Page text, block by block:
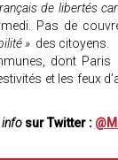
de libertés
Pas de
» des citoyens.
dont Paris
et les feux
infosur Twitter :